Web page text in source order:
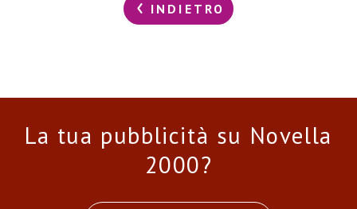
INDIETRO
La tua pubblicità su Novella
2000?